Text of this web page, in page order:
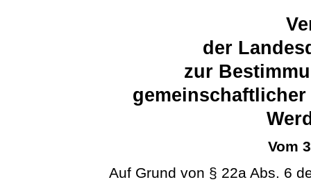
der
zur
Vom
Auf Grund von § 22a Abs. 6